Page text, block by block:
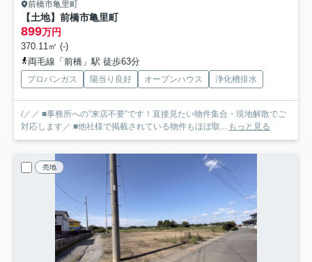
前橋市亀里町
【土地】前橋市亀里町
899万円
370.11㎡ (-)
両毛線「前橋」駅 徒歩63分
プロパンガス 陽当り良好 オープンハウス 浄化槽排水
/／／ ■事務所への”来店不要”です！直接見たい物件集合・現地解散でご
対応します／ ■他社様で掲載されている物件もほぼ取... もっと見る
売地